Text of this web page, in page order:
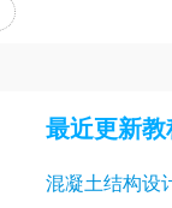
最近更新教
混凝土结构设